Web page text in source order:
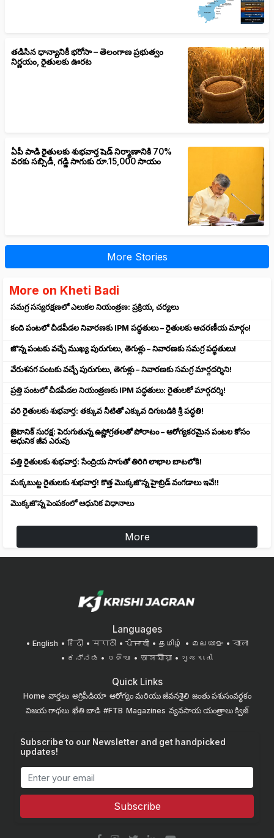
తడిసిన ధాన్యానికీ భరోసా – తెలంగాణ ప్రభుత్వం
నిర్ణయం, రైతులకు ఊరట
ఏపీ పాడి రైతులకు శుభవార్త షెడ్ నిర్మాణానికి 70%
వరకు సబ్సిడీ, గడ్డి సాగుకు రూ.15,000 సాయం
More Stories
More on Kheti Badi
సమగ్ర సస్యరక్షణలో ఎలుకల నియంత్రణ: ప్రక్రియ, చర్యలు
కంది పంటలో చీడపీడల నివారణకు IPM పద్ధతులు – రైతులకు ఆచరణీయ మార్గం!
జొన్న పంటకు వచ్చే ముఖ్య పురుగులు, తెగుళ్లు – నివారణకు సమగ్ర పద్ధతులు!
వేరుశనగ పంటకు వచ్చే పురుగులు, తెగుళ్లు – నివారణకు సమగ్ర మార్గదర్శిని!
ప్రత్తి పంటలో చీడపీడల నియంత్రణకు IPM పద్ధతులు: రైతులకో మార్గదర్శి!
వరి రైతులకు శుభవార్త: తక్కువ నీటితో ఎక్కువ దిగుబడికి శ్రీ పద్ధతి!
జైటానిక్ సురక్ష: పెరుగుతున్న ఉష్ణోగ్రతలతో పోరాటం – ఆరోగ్యకరమైన పంటల కోసం
ఆధునిక జీవ ఎరువు
పత్తి రైతులకు శుభవార్త: సేంద్రియ సాగుతో తిరిగి లాభాల బాటలోకి!
మక్కబుట్ట రైతులకు శుభవార్త! కొత్త మొక్కజొన్న హైబ్రిడ్ వంగడాలు ఇవే!!
మొక్కజొన్న పెంపకంలో ఆధునిక విధానాలు
More
Languages
English हिंदी मराठी ਪੰਜਾਬੀ தமிழ் മലയാളം
বাংলা
ಕನ್ನಡ
ଓଡିଆ অসমীয়া ગુજરાતી
Quick Links
Home వార్తలు అగ్రిపీడియా ఆరోగ్యం మరియు జీవనశైలి జంతు పశుసంవర్ధకం
విజయ గాథలు ఖేతి బాడి #FTB Magazines వ్యవసాయ యంత్రాలు క్విజ్
Subscribe to our Newsletter and get handpicked
updates!
Subscribe